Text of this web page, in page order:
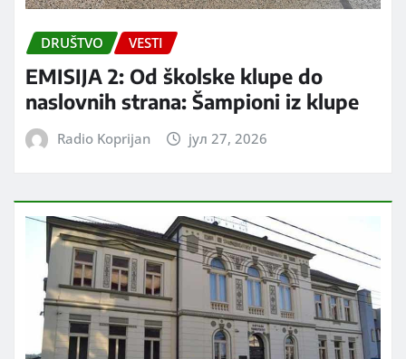
DRUŠTVO VESTI
EMISIJA 2: Od školske klupe do
naslovnih strana: Šampioni iz klupe
Radio Koprijan јул 27, 2026